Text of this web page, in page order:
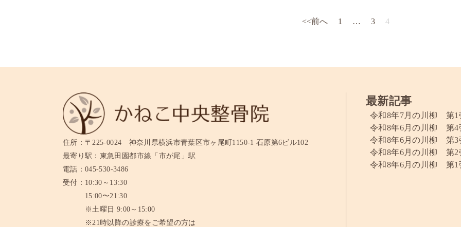
<<前へ 1 … 3 4
住所： 〒225-0024 神奈川県横浜市青葉区市ヶ尾町1150-1 石原第6ビル102
最寄り駅： 東急田園都市線「市が尾」駅
電話：045-530-3486
受付： 10:30～13:30
15:00〜21:30
※土曜日 9:00～15:00
※21時以降の診療をご希望の方は
最新記事
令和8年7月の川柳 第1
令和8年6月の川柳 第4
令和8年6月の川柳 第3
令和8年6月の川柳 第2
令和8年6月の川柳 第1